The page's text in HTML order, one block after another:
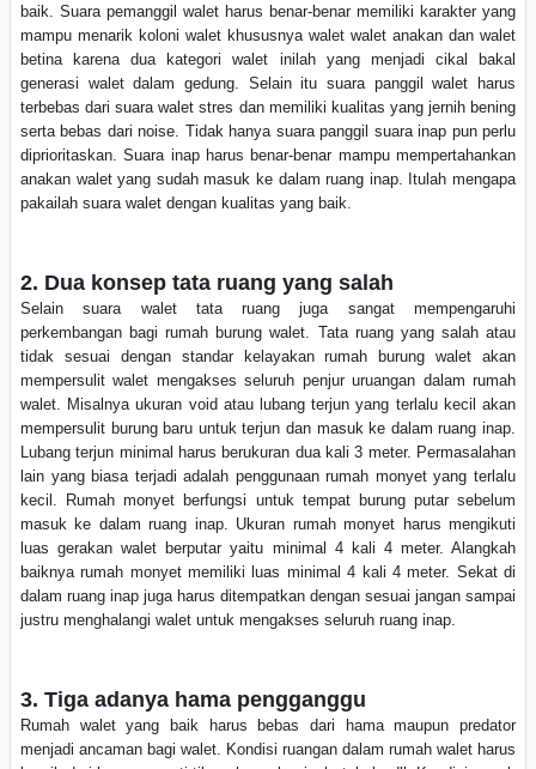
baik. Suara pemanggil walet harus benar-benar memiliki karakter yang
mampu menarik koloni walet khususnya walet walet anakan dan walet
betina karena dua kategori walet inilah yang menjadi cikal bakal
generasi walet dalam gedung. Selain itu suara panggil walet harus
terbebas dari suara walet stres dan memiliki kualitas yang jernih bening
serta bebas dari noise. Tidak hanya suara panggil suara inap pun perlu
diprioritaskan. Suara inap harus benar-benar mampu mempertahankan
anakan walet yang sudah masuk ke dalam ruang inap. Itulah mengapa
pakailah suara walet dengan kualitas yang baik.
2. Dua konsep tata ruang yang salah
Selain suara walet tata ruang juga sangat mempengaruhi
perkembangan bagi rumah burung walet. Tata ruang yang salah atau
tidak sesuai dengan standar kelayakan rumah burung walet akan
mempersulit walet mengakses seluruh penjur uruangan dalam rumah
walet. Misalnya ukuran void atau lubang terjun yang terlalu kecil akan
mempersulit burung baru untuk terjun dan masuk ke dalam ruang inap.
Lubang terjun minimal harus berukuran dua kali 3 meter. Permasalahan
lain yang biasa terjadi adalah penggunaan rumah monyet yang terlalu
kecil. Rumah monyet berfungsi untuk tempat burung putar sebelum
masuk ke dalam ruang inap. Ukuran rumah monyet harus mengikuti
luas gerakan walet berputar yaitu minimal 4 kali 4 meter. Alangkah
baiknya rumah monyet memiliki luas minimal 4 kali 4 meter. Sekat di
dalam ruang inap juga harus ditempatkan dengan sesuai jangan sampai
justru menghalangi walet untuk mengakses seluruh ruang inap.
3. Tiga adanya hama pengganggu
Rumah walet yang baik harus bebas dari hama maupun predator
menjadi ancaman bagi walet. Kondisi ruangan dalam rumah walet harus